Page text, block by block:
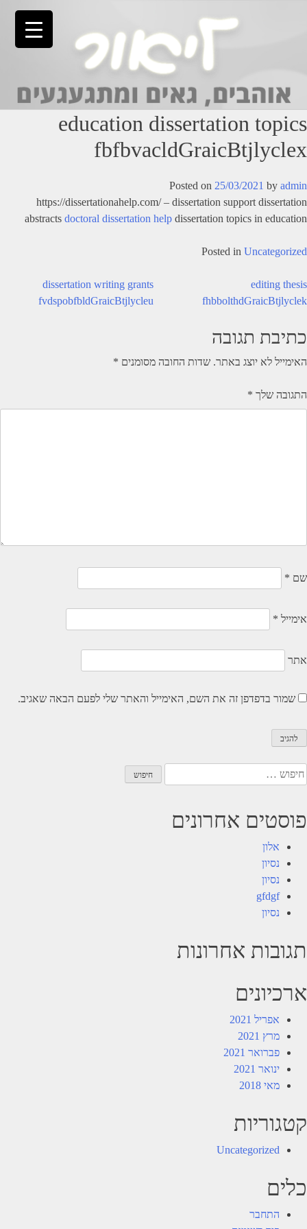
education dissertation topics
fbfbvacldGraicBtjlyclex
Posted on 25/03/2021 by admin
https://dissertationahelp.com/ – dissertation support dissertation
abstracts doctoral dissertation help dissertation topics in education
Posted in Uncategorized
ניווט
dissertation writing grants
fvdspobfbldGraicBtjlycleu
editing thesis
fhbbolthdGraicBtjlyclek
כתיבת תגובה
האימייל לא יוצג באתר. שדות החובה מסומנים *
התגובה שלך *
שם *
אימייל *
אתר
שמור בדפדפן זה את השם, האימייל והאתר שלי לפעם הבאה שאגיב.
חיפוש:
פוסטים אחרונים
אלון
נסיון
נסיון
gfdgf
נסיון
תגובות אחרונות
ארכיונים
אפריל 2021
מרץ 2021
פברואר 2021
ינואר 2021
מאי 2018
קטגוריות
Uncategorized
כלים
התחבר